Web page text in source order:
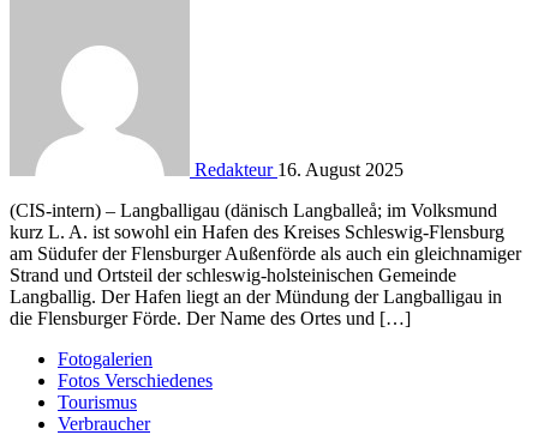
Redakteur 16. August 2025
(CIS-intern) – Langballigau (dänisch Langballeå; im Volksmund
kurz L. A. ist sowohl ein Hafen des Kreises Schleswig-Flensburg
am Südufer der Flensburger Außenförde als auch ein gleichnamiger
Strand und Ortsteil der schleswig-holsteinischen Gemeinde
Langballig. Der Hafen liegt an der Mündung der Langballigau in
die Flensburger Förde. Der Name des Ortes und […]
Fotogalerien
Fotos Verschiedenes
Tourismus
Verbraucher